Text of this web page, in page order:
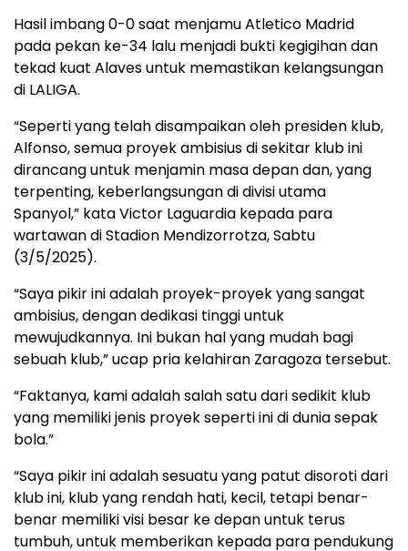
Hasil imbang 0-0 saat menjamu Atletico Madrid
pada pekan ke-34 lalu menjadi bukti kegigihan dan
tekad kuat Alaves untuk memastikan kelangsungan
di LALIGA.
“Seperti yang telah disampaikan oleh presiden klub,
Alfonso, semua proyek ambisius di sekitar klub ini
dirancang untuk menjamin masa depan dan, yang
terpenting, keberlangsungan di divisi utama
Spanyol,” kata Victor Laguardia kepada para
wartawan di Stadion Mendizorrotza, Sabtu
(3/5/2025).
“Saya pikir ini adalah proyek-proyek yang sangat
ambisius, dengan dedikasi tinggi untuk
mewujudkannya. Ini bukan hal yang mudah bagi
sebuah klub,” ucap pria kelahiran Zaragoza tersebut.
“Faktanya, kami adalah salah satu dari sedikit klub
yang memiliki jenis proyek seperti ini di dunia sepak
bola.”
“Saya pikir ini adalah sesuatu yang patut disoroti dari
klub ini, klub yang rendah hati, kecil, tetapi benar-
benar memiliki visi besar ke depan untuk terus
tumbuh, untuk memberikan kepada para pendukung